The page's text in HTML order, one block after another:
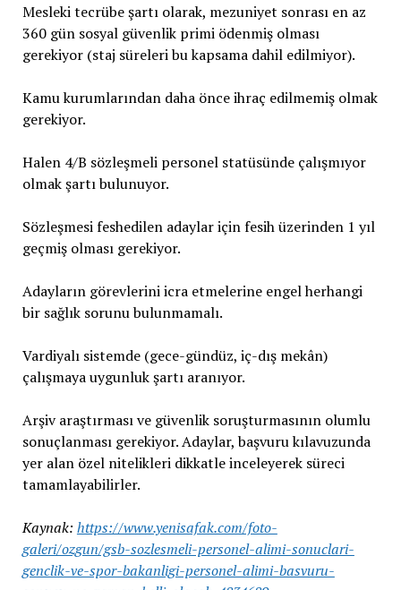
Mesleki tecrübe şartı olarak, mezuniyet sonrası en az
360 gün sosyal güvenlik primi ödenmiş olması
gerekiyor (staj süreleri bu kapsama dahil edilmiyor).
Kamu kurumlarından daha önce ihraç edilmemiş olmak
gerekiyor.
Halen 4/B sözleşmeli personel statüsünde çalışmıyor
olmak şartı bulunuyor.
Sözleşmesi feshedilen adaylar için fesih üzerinden 1 yıl
geçmiş olması gerekiyor.
Adayların görevlerini icra etmelerine engel herhangi
bir sağlık sorunu bulunmamalı.
Vardiyalı sistemde (gece-gündüz, iç-dış mekân)
çalışmaya uygunluk şartı aranıyor.
Arşiv araştırması ve güvenlik soruşturmasının olumlu
sonuçlanması gerekiyor. Adaylar, başvuru kılavuzunda
yer alan özel nitelikleri dikkatle inceleyerek süreci
tamamlayabilirler.
Kaynak: https://www.yenisafak.com/foto-
galeri/ozgun/gsb-sozlesmeli-personel-alimi-sonuclari-
genclik-ve-spor-bakanligi-personel-alimi-basvuru-